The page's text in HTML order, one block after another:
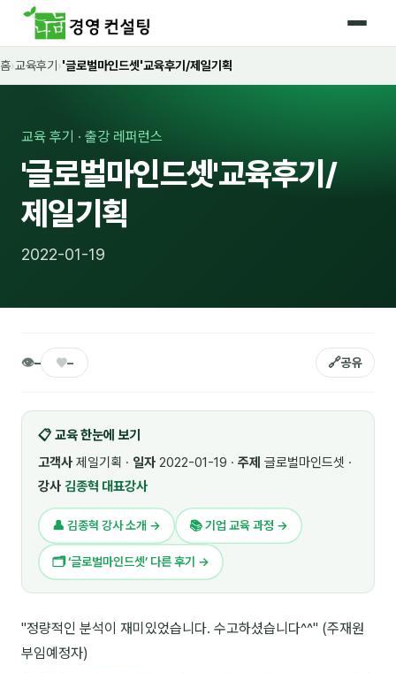
홈
🤖 AI · IT 교육
📈 마케팅 · 영업
🤝 B2B 세일즈
🌏 글로벌 비즈니스
4
🏭 산업 특화
🎬 영상 · 콘텐츠
📊 프레젠테이션 · 기획
🗣️ 외국어 강의
홈›교육후기 ›'글로벌마인드셋'교육후기/제일기획
교육 후기 · 출강 레퍼런스
'글로벌마인드셋'교육후기/
제일기획
2022-01-19
👁– ♥– 🔗공유
📋 교육 한눈에 보기
고객사 제일기획 · 일자 2022-01-19 · 주제 글로벌마인드셋 ·
강사 김종혁 대표강사
👤 김종혁 강사 소개 → 📚 기업 교육 과정 →
🗂 ‘글로벌마인드셋’ 다른 후기 →
"정량적인 분석이 재미있었습니다. 수고하셨습니다^^" (주재원
부임예정자)